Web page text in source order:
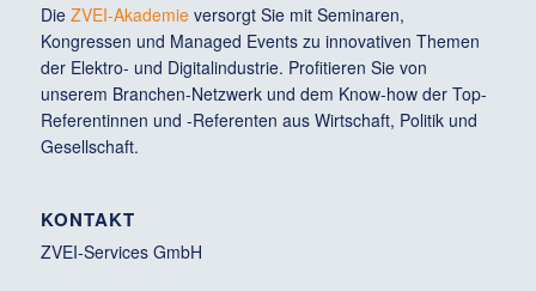
Die ZVEI-Akademieversorgt Sie mit Seminaren,
Kongressen und Managed Events zu innovativen Themen
der Elektro- und Digitalindustrie. Profitieren Sie von
unserem Branchen-Netzwerk und dem Know-how der Top-
Referentinnen und -Referenten aus Wirtschaft, Politik und
Gesellschaft.
KONTAKT
ZVEI-Services GmbH